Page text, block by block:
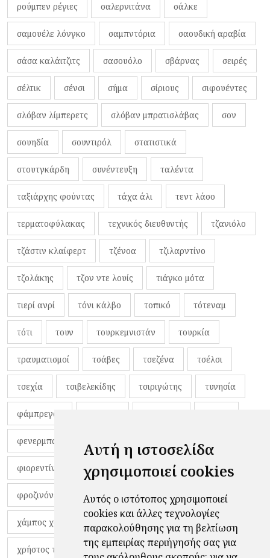
Αυτή η ιστοσελίδα
χρησιμοποιεί cookies
Αυτός ο ιστότοπος χρησιμοποιεί
cookies και άλλες τεχνολογίες
παρακολούθησης για τη βελτίωση
της εμπειρίας περιήγησής σας για
ρούμπεν ρέγιες σαλερνιτάνα σάλκε
σαμουέλε λόνγκο σαμπντόρια σαουδική αραβία
σάσα καλάιτζιτς σασουόλο σβάρνας σειρές
σέλτικ σένσι σήμα σίριους σιφουέντες
σλόβαν λίμπερετς σλόβαν μπρατισλάβας σον
σουηδία σουντιρόλ στατιστικά
στουτγκάρδη συνέντευξη ταλέντα
ταξιάρχης φούντας τάχα άλι τεντ λάσο
τερματοφύλακας τεχνικός διευθυντής τζανιόλο
τζάστιν κλαίφερτ τζένοα τζιλαρντίνο
τζολάκης τζον ντε λουίς τιάγκο μότα
τιερί ανρί τόνι κάλβο τοπικό τότεναμ
τότι τουν τουρκεμνιστάν τουρκία
τραυματισμοί τσάβες τσεζένα τσέλσι
τσεχία τσιβελεκίδης τσιριγώτης τυνησία
φάμπρεγας
φενερμπαχτσέ φερνάντο τόρες φίλαθλοι
φιορεντίνα φιρμίνο φρανκ ντε μπουρ
φροζινόνε φωκικός χαβίτο
χάμπος χαραλάμπους χάρι πότερ
χρήστος τζόλης